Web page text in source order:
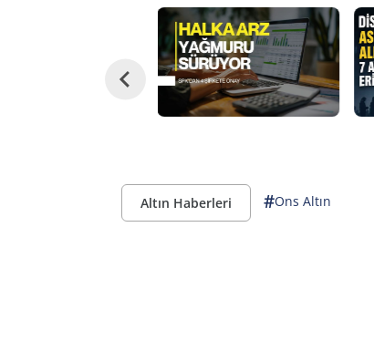
Altın Haberleri #Ons Altın